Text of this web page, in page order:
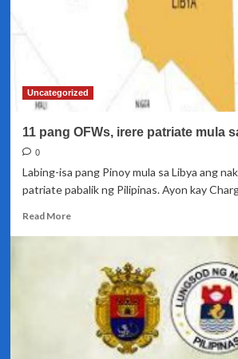
sa
mga
na
abroad
Uncategorized
11 pang OFWs, irere patriate mula
0
Labing-isa pang Pinoy mula sa Libya ang
patriate pabalik ng Pilipinas. Ayon kay
Read MoreRead
OFWs,
irere
patriate